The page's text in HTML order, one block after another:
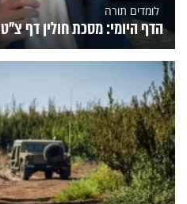
לומדים תורה
הדף היומי: מסכת חולין דף צ"ט